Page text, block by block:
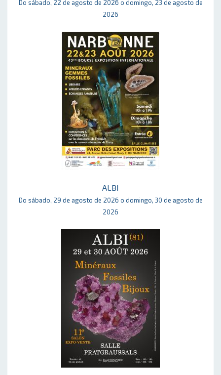
Do sábado, 22 de agosto de 2026 o domingo, 23 de agosto de
2026
ALBI
Do sábado, 29 de agosto de 2026 o domingo, 30 de agosto de
2026